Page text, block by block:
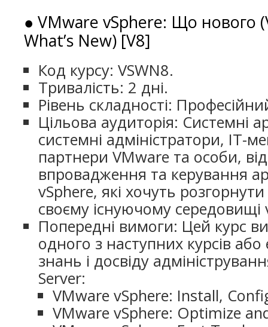
● VMware vSphere: Що нового
What’s New) [V8]
Код курсу: VSWN8.
Тривалість: 2 дні.
Рівень складності:
Цільова аудиторія: Системні
системні адміністратори, ІТ-
партнери VMware та особи,
впровадження та керування
vSphere, які хочуть
своєму існуючому середовищі
Попередні вимоги: Цей курс
одного з наступних курсів або
знань і досвіду
Server:
VMware vSphere: Install,
VMware vSphere: Optimize